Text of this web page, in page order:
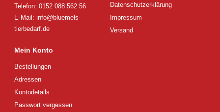
gewählt
werden
Telefon: 0152 088 562 56
E-Mail:info@bluemels-
tierbedarf.de
Datenschutzerklärung
Impressum
Versand
Mein Konto
Bestellungen
Adressen
Kontodetails
Passwort vergessen